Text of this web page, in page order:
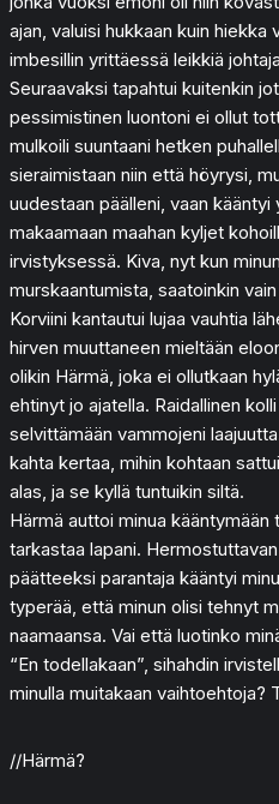
ajan, valuisi hukkaan kuin hiekka
imbesillin yrittäessä leikkiä
Seuraavaksi tapahtui kuitenkin
pessimistinen luontoni ei ollut
mulkoili suuntaani hetken
sieraimistaan niin että höyrysi,
uudestaan päälleni, vaan
makaamaan maahan kyljet
irvistyksessä. Kiva, nyt kun
murskaantumista, saatoinkin
Korviini kantautui lujaa vauhtia
hirven muuttaneen mieltään
olikin Härmä, joka ei ollutkaan
ehtinyt jo ajatella. Raidallinen
selvittämään vammojeni
kahta kertaa, mihin kohtaan
alas, ja se kyllä tuntuikin siltä.
Härmä auttoi minua
tarkastaa lapani.
päätteeksi parantaja kääntyi
typerää, että minun olisi tehnyt
naamaansa. Vai että luotinko
“En todellakaan”, sihahdin
minulla muitakaan vaihtoehtoja?
//Härmä?